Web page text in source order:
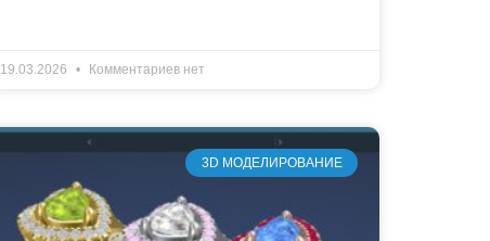
19.03.2026 Комментариев нет
3D МОДЕЛИРОВАНИЕ